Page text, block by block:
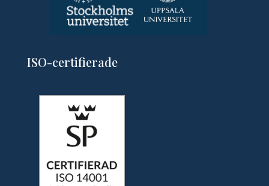
ISO-certifierade